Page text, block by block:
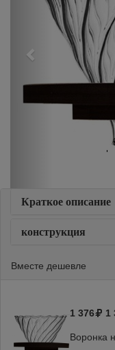
Краткое описание
конструкция
Вместе дешевле
1 376 1
Воронка